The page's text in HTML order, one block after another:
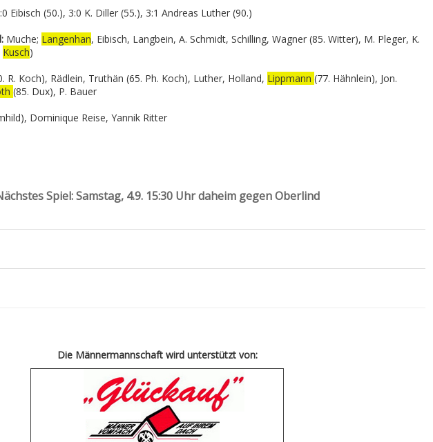
Eibisch (50.), 3:0 K. Diller (55.), 3:1 Andreas Luther (90.)
Muche; Langenhan, Eibisch, Langbein, A. Schmidt, Schilling, Wagner (85. Witter), M. Pleger, K.
Kusch)
R. Koch), Rädlein, Truthän (65. Ph. Koch), Luther, Holland, Lippmann (77. Hähnlein), Jon.
(85. Dux), P. Bauer
Dominique Reise, Yannik Ritter
Spiel: Samstag, 4.9. 15:30 Uhr daheim gegen Oberlind
Die Männermannschaft wird unterstützt von: